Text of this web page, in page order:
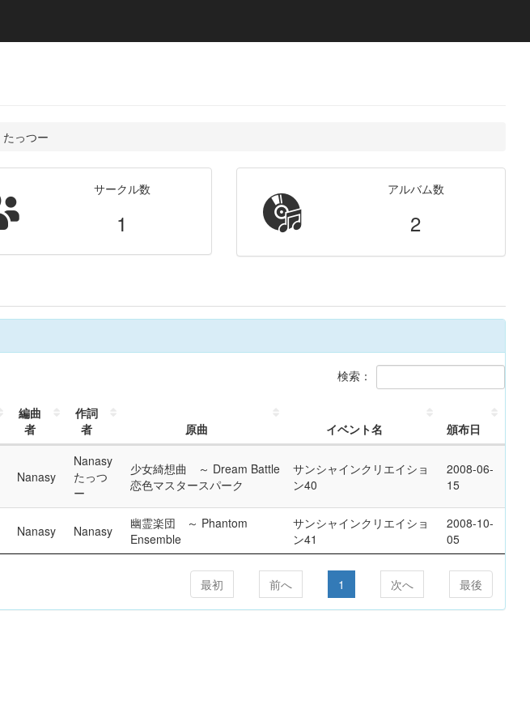
たっつー
サークル数
1
アルバム数
2
検索：
編曲
者
作詞
者
原曲 イベント名 頒布日
Nanasy
Nanasy
たっつ
ー
少女綺想曲 ～ Dream Battle
恋色マスタースパーク
サンシャインクリエイショ
ン40
2008-06-
15
Nanasy Nanasy
幽霊楽団 ～ Phantom
Ensemble
サンシャインクリエイショ
ン41
2008-10-
05
最初 前へ 1 次へ 最後